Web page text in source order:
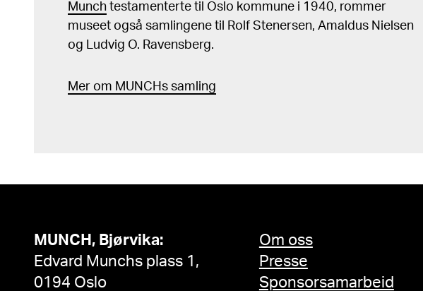
Munch testamenterte til Oslo kommune i 1940, rommer
museet også samlingene til Rolf Stenersen, Amaldus Nielsen
og Ludvig O. Ravensberg.
Mer om MUNCHs samling
MUNCH, Bjørvika:
Edvard Munchs plass 1,
0194 Oslo
Om oss
Presse
Sponsorsamarbeid